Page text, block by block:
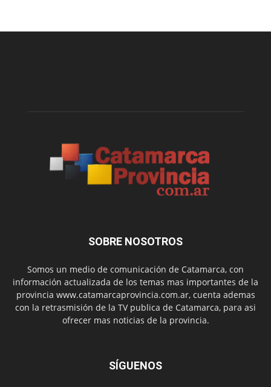
SOBRE NOSOTROS
Somos un medio de comunicación de Catamarca, con
información actualizada de los temas mas importantes de la
provincia www.catamarcaprovincia.com.ar, cuenta ademas
con la retrasmisión de la TV publica de Catamarca, para asi
ofrecer mas noticias de la provincia.
SÍGUENOS